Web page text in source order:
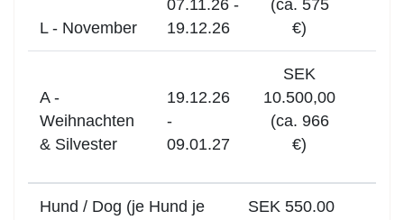
L - November
07.11.26 -
19.12.26
(ca. 575
€)
A -
Weihnachten
& Silvester
19.12.26
-
09.01.27
SEK
10.500,00
(ca. 966
€)
Hund / Dog (je Hund je
SEK 550.00